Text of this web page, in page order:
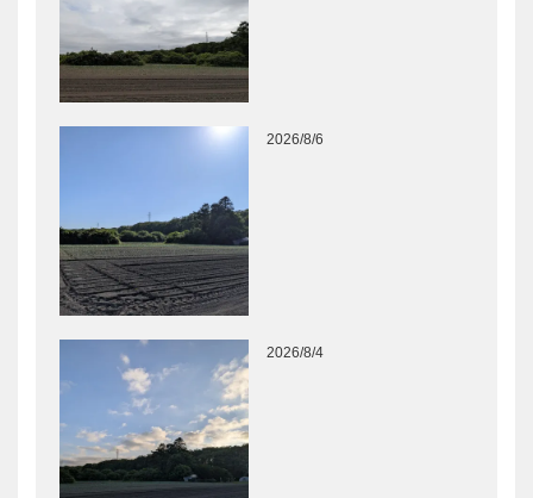
2026/8/6
2026/8/4